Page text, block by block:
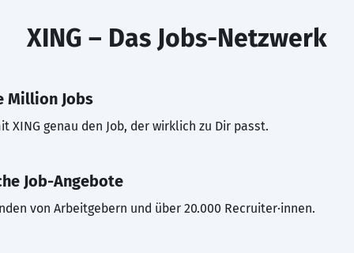
XING – Das Jobs-Netzwerk
Million Jobs
XING genau den Job, der wirklich zu Dir passt.
Job-Angebote
von Arbeitgebern und über 20.000 Recruiter·innen.